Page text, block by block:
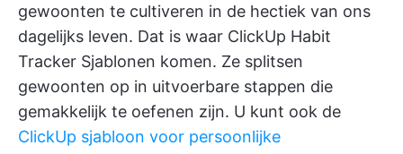
gewoonten te cultiveren in de hectiek van ons
dagelijks leven. Dat is waar ClickUp Habit
Tracker Sjablonen komen. Ze splitsen
gewoonten op in uitvoerbare stappen die
gemakkelijk te oefenen zijn. U kunt ook de
ClickUp sjabloon voor persoonlijke